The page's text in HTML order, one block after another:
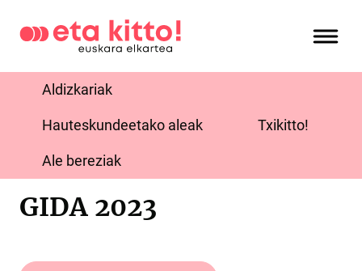
Aldizkariak
Hauteskundeetako aleak Txikitto!
Ale bereziak
GIDA 2023